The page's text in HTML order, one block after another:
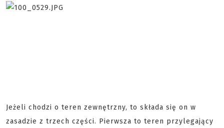
Jeżeli chodzi o teren zewnętrzny, to składa się on w
zasadzie z trzech części. Pierwsza to teren przylegający